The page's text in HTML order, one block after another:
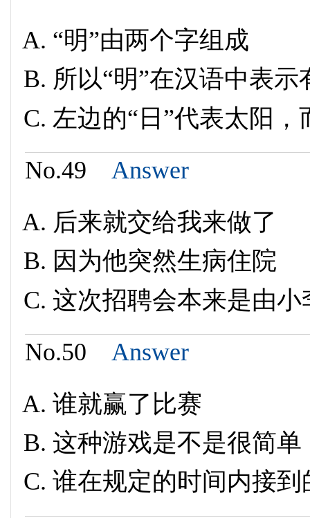
“明”由两个字组成
所以“明”在汉语中表
左边的“日”代表太阳
No.49 Answer
后来就交给我来做了
因为他突然生病住院
这次招聘会本来是由小
No.50 Answer
谁就赢了比赛
这种游戏是不是很简单
谁在规定的时间内接到